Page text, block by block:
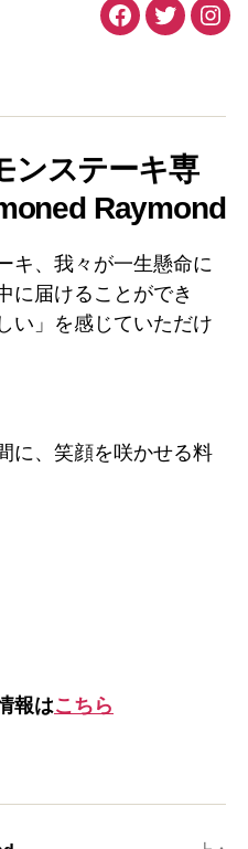
Facebook
Twitter
ンステーキ専
Raymond
キ、我々が一生懸命に
に届けることができ
い」を感じていただけ
に、笑顔を咲かせる料
報はこちら